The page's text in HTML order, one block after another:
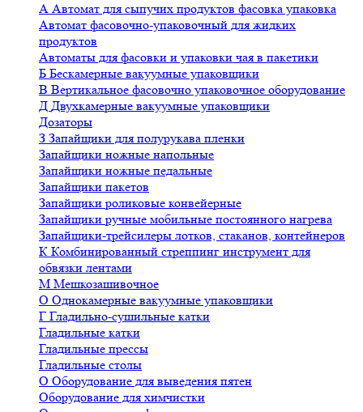
А Автомат для сыпучих продуктов фасовка упаковка
Автомат фасовочно-упаковочный для жидких
продуктов
Автоматы для фасовки и упаковки чая в пакетики
Б Бескамерные вакуумные упаковщики
В Вертикальное фасовочно упаковочное оборудование
Д Двухкамерные вакуумные упаковщики
Дозаторы
З Запайщики для полурукава пленки
Запайщики ножные напольные
Запайщики ножные педальные
Запайщики пакетов
Запайщики роликовые конвейерные
Запайщики ручные мобильные постоянного нагрева
Запайщики-трейсилеры лотков, стаканов, контейнеров
К Комбинированный стреппинг инструмент для
обвязки лентами
М Мешкозашивочное
О Однокамерные вакуумные упаковщики
Г Гладильно-сушильные катки
Гладильные катки
Гладильные прессы
Гладильные столы
О Оборудование для выведения пятен
Оборудование для химчистки